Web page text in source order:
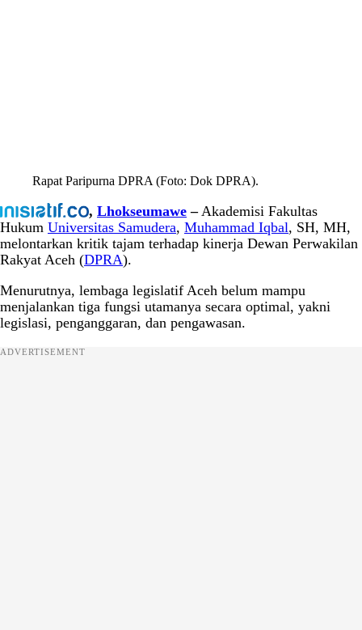
Rapat Paripurna DPRA (Foto: Dok DPRA).
, Lhokseumawe–Akademisi Fakultas
Hukum Universitas Samudera, Muhammad Iqbal, SH, MH,
melontarkan kritik tajam terhadap kinerja Dewan Perwakilan
Rakyat Aceh (DPRA).
Menurutnya, lembaga legislatif Aceh belum mampu
menjalankan tiga fungsi utamanya secara optimal, yakni
legislasi, penganggaran, dan pengawasan.
ADVERTISEMENT